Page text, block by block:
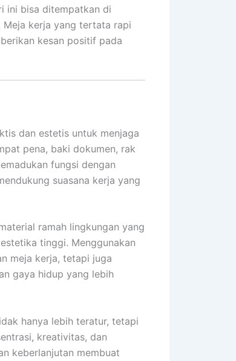
ini bisa ditempatkan di
Meja kerja yang tertata rapi
kesan positif pada
dan estetis untuk menjaga
pena, baki dokumen, rak
fungsi dengan
suasana kerja yang
ramah lingkungan yang
tinggi. Menggunakan
meja kerja, tetapi juga
gaya hidup yang lebih
hanya lebih teratur, tetapi
kreativitas, dan
keberlanjutan membuat